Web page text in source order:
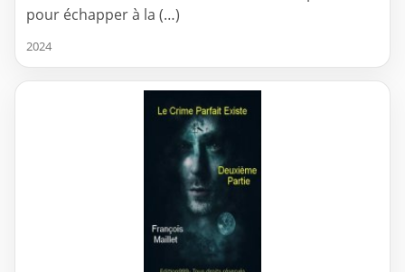
pour échapper à la (…)
2024